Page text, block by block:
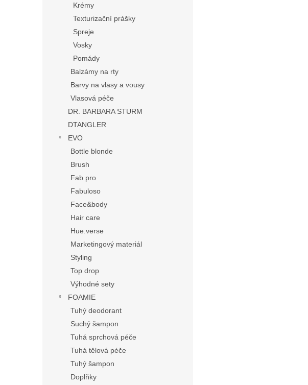
Krémy
Texturizační prášky
Spreje
Vosky
Pomády
Balzámy na rty
Barvy na vlasy a vousy
Vlasová péče
DR. BARBARA STURM
DTANGLER
EVO
Bottle blonde
Brush
Fab pro
Fabuloso
Face&body
Hair care
Hue.verse
Marketingový materiál
Styling
Top drop
Výhodné sety
FOAMIE
Tuhý deodorant
Suchý šampon
Tuhá sprchová péče
Tuhá tělová péče
Tuhý šampon
Doplňky